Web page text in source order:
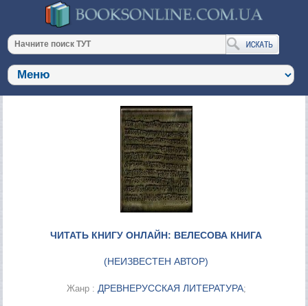
ЧИТАТЬ КНИГУ ОНЛАЙН: ВЕЛЕСОВА КНИГА
(НЕИЗВЕСТЕН АВТОР)
Жанр : ДРЕВНЕРУССКАЯ ЛИТЕРАТУРА;